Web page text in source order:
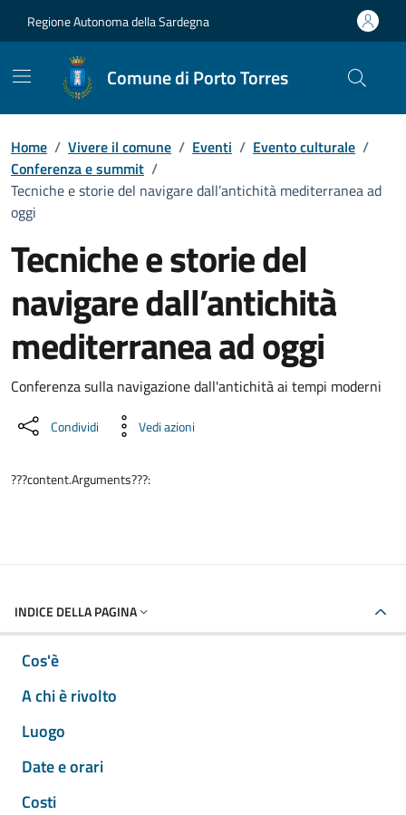
Regione Autonoma della Sardegna
Comune di Porto Torres
Home / Vivere il comune / Eventi / Evento culturale /
Conferenza e summit /
Tecniche e storie del navigare dall’antichità mediterranea ad
oggi
Tecniche e storie del
navigare dall’antichità
mediterranea ad oggi
Dettaglio dell'evento
Conferenza sulla navigazione dall'antichità ai tempi moderni
Condividi Vedi azioni
???content.Arguments???:
INDICE DELLA PAGINA
Cos'è
A chi è rivolto
Luogo
Date e orari
Costi